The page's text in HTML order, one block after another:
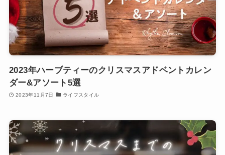
2023年ハーブティーのクリスマスアドベントカレン
ダー&アソート5選
2023年11月7日 ライフスタイル